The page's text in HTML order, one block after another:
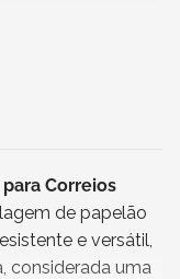
Correios
de papelão
e versátil,
considerada uma